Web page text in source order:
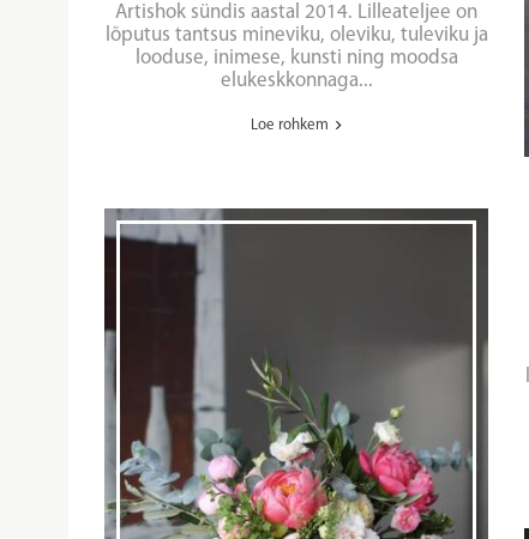
Artishok sündis aastal 2014. Lilleateljee on
lõputus tantsus mineviku, oleviku, tuleviku ja
looduse, inimese, kunsti ning moodsa
elukeskkonnaga...
Loe rohkem